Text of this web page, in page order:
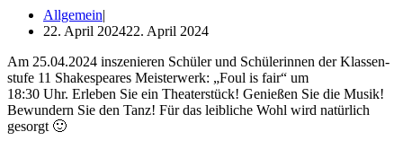
Allgemein
22. April 202422. April 2024
Am 25.04.2024 insze­nie­ren Schü­ler und Schü­le­rin­nen der Klas­sen­
stu­fe 11 Shake­speares Meis­ter­werk: „Foul is fair“ um
18:30 Uhr. Erle­ben Sie ein Thea­ter­stück! Genie­ßen Sie die Musik!
Bewun­dern Sie den Tanz! Für das leib­li­che Wohl wird natür­lich
gesorgt 🙂